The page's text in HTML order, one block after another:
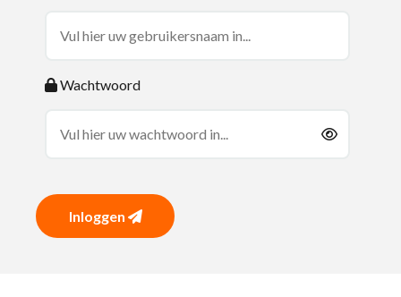
Wachtwoord
Inloggen